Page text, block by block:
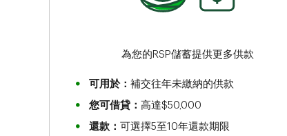
為您的RSP儲蓄提供更多供款
可用於： 補交往年未繳納的供款
您可借貸： 高達$50,000
還款： 可選擇5至10年還款期限